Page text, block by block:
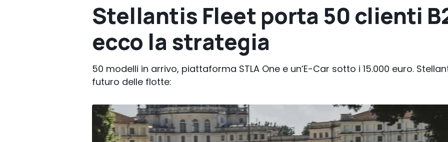
Stellantis Fleet porta 50 clienti
ecco la strategia
50 modelli in arrivo, piattaforma STLA One e un’E-Car sotto i 15.000 euro.
futuro delle flotte: